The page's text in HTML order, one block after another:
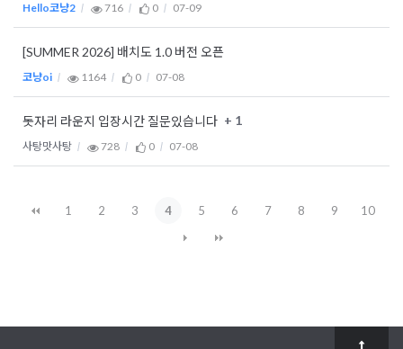
Hello코냥2 716 0 07-09
[SUMMER 2026] 배치도 1.0 버전 오픈
코냥oi 1164 0 07-08
돗자리 라운지 입장시간 질문있습니다 + 1
사탕맛사탕 728 0 07-08
1 2 3 4 5 6 7 8 9 10